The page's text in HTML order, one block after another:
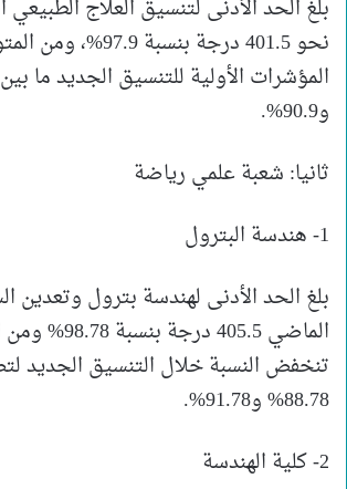
بلغ الحد الأدنى لتنسيق العلاج الطبيعي
نحو 401.5 درجة بنسبة
و90.9%.
ثانيا: شعبة علمي رياضة
1- هندسة البترول
بلغ الحد الأدنى لهندسة بترول وتعدين
الماضي 405.5 درجة
تنخفض النسبة خلال التنسيق الجديد
88.78% و91.78%.
2- كلية الهندسة